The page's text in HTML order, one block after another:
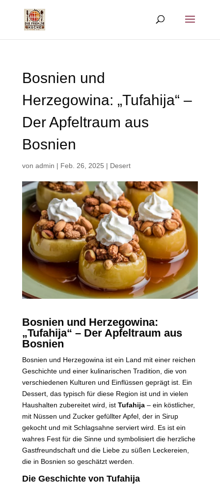
Bosnien und
Herzegowina: „Tufahija“ –
Der Apfeltraum aus
Bosnien
von admin | Feb. 26, 2025 | Desert
Bosnien und Herzegowina:
„Tufahija“ – Der Apfeltraum aus
Bosnien
Bosnien und Herzegowina ist ein Land mit einer reichen
Geschichte und einer kulinarischen Tradition, die von
verschiedenen Kulturen und Einflüssen geprägt ist. Ein
Dessert, das typisch für diese Region ist und in vielen
Haushalten zubereitet wird, ist Tufahija– ein köstlicher,
mit Nüssen und Zucker gefüllter Apfel, der in Sirup
gekocht und mit Schlagsahne serviert wird. Es ist ein
wahres Fest für die Sinne und symbolisiert die herzliche
Gastfreundschaft und die Liebe zu süßen Leckereien,
die in Bosnien so geschätzt werden.
Die Geschichte von Tufahija